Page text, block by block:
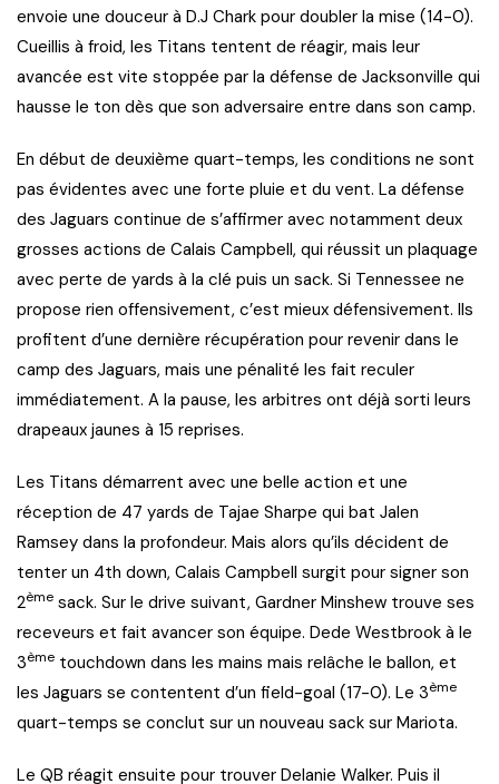
envoie une douceur à D.J Chark pour doubler la mise (14-0).
Cueillis à froid, les Titans tentent de réagir, mais leur
avancée est vite stoppée par la défense de Jacksonville qui
hausse le ton dès que son adversaire entre dans son camp.
En début de deuxième quart-temps, les conditions ne sont
pas évidentes avec une forte pluie et du vent. La défense
des Jaguars continue de s’affirmer avec notamment deux
grosses actions de Calais Campbell, qui réussit un plaquage
avec perte de yards à la clé puis un sack. Si Tennessee ne
propose rien offensivement, c’est mieux défensivement. Ils
profitent d’une dernière récupération pour revenir dans le
camp des Jaguars, mais une pénalité les fait reculer
immédiatement. A la pause, les arbitres ont déjà sorti leurs
drapeaux jaunes à 15 reprises.
Les Titans démarrent avec une belle action et une
réception de 47 yards de Tajae Sharpe qui bat Jalen
Ramsey dans la profondeur. Mais alors qu’ils décident de
tenter un 4th down, Calais Campbell surgit pour signer son
2ème sack. Sur le drive suivant, Gardner Minshew trouve ses
receveurs et fait avancer son équipe. Dede Westbrook à le
3ème touchdown dans les mains mais relâche le ballon, et
les Jaguars se contentent d’un field-goal (17-0). Le 3ème
quart-temps se conclut sur un nouveau sack sur Mariota.
Le QB réagit ensuite pour trouver Delanie Walker. Puis il